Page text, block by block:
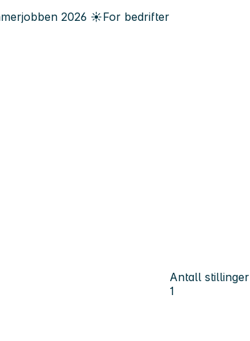
2026 ☀️For bedrifter
Antall stillinger
1